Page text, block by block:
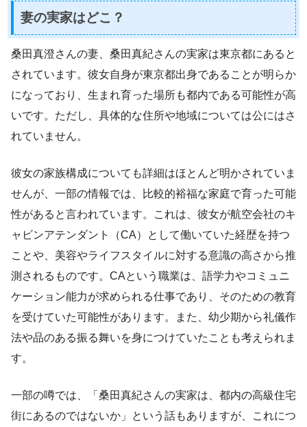
妻の実家はどこ？
桑田真澄さんの妻、桑田真紀さんの実家は東京都にあると
されています。彼女自身が東京都出身であることが明らか
になっており、生まれ育った場所も都内である可能性が高
いです。ただし、具体的な住所や地域については公にはさ
れていません。
彼女の家族構成についても詳細はほとんど明かされていま
せんが、一部の情報では、比較的裕福な家庭で育った可能
性があると言われています。これは、彼女が航空会社のキ
ャビンアテンダント（CA）として働いていた経歴を持つ
ことや、美容やライフスタイルに対する意識の高さから推
測されるものです。CAという職業は、語学力やコミュニ
ケーション能力が求められる仕事であり、そのための教育
を受けていた可能性があります。また、幼少期から礼儀作
法や品のある振る舞いを身につけていたことも考えられま
す。
一部の噂では、「桑田真紀さんの実家は、都内の高級住宅
街にあるのではないか」という話もありますが、これにつ